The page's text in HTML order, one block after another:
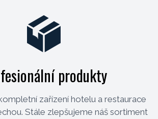
produkty
zařízení hotelu a restaurace
Stále zlepšujeme náš sortiment